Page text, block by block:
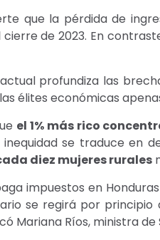
que la pérdida de
de 2023. En
profundiza las
élites económicas
el 1% más rico
inequidad se traduce en
diez mujeres rurales
impuestos en
se regirá por
Mariana Ríos, ministra de